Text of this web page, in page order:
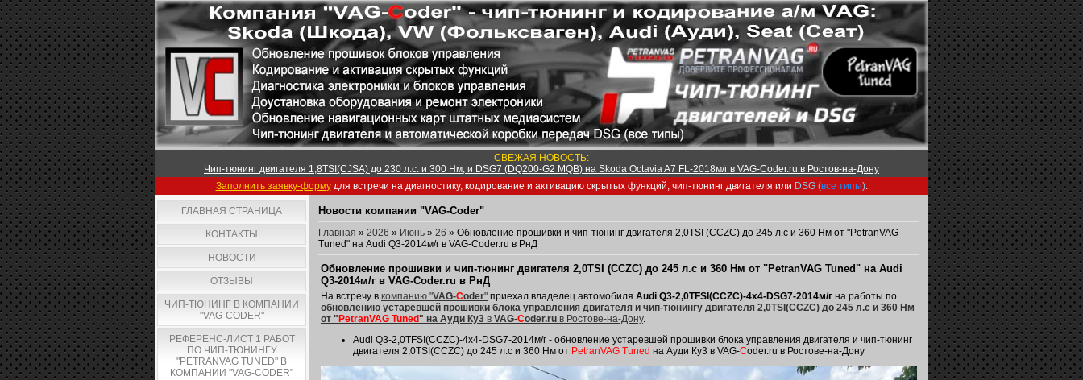
СВЕЖАЯ НОВОСТЬ:
Чип-тюнинг двигателя 1,8TSI(CJSA) до 230 л.с. и 300 Нм, и DSG7 (DQ200-G2 MQB) на Skoda Octavia A7 FL-2018м/г в VAG-Coder.ru в Ростов-на-Дону
Заполнить заявку-формудля встречи на диагностику, кодирование и активацию скрытых функций, чип-тюнинг двигателя или DSG (все типы).
ГЛАВНАЯ СТРАНИЦА
КОНТАКТЫ
НОВОСТИ
ОТЗЫВЫ
ЧИП-ТЮНИНГ В КОМПАНИИ
"VAG-CODER"
РЕФЕРЕНС-ЛИСТ 1 РАБОТ
ПО ЧИП-ТЮНИНГУ
"PETRANVAG TUNED" В
КОМПАНИИ "VAG-CODER"
Новости компании "VAG-Coder"
Главная » 2026 » Июнь » 26 » Обновление прошивки и чип-тюнинг двигателя 2,0TSI (CCZС) до 245 л.с и 360 Нм от "PetranVAG
Tuned" на Audi Q3-2014м/г в VAG-Coder.ru в РнД
Обновление прошивки и чип-тюнинг двигателя 2,0TSI (CCZС) до 245 л.с и 360 Нм от "PetranVAG Tuned" на Audi
Q3-2014м/г в VAG-Coder.ru в РнД
На встречу в компанию "VAG-Coder" приехал владелец автомобиля Audi Q3-2,0TFSI(CCZС)-4х4-DSG7-2014м/г на работы по
обновлению устаревшей прошивки блока управления двигателя и чип-тюнингу двигателя 2,0TSI(CCZС) до 245 л.с и 360 Нм
от " PetranVAG Tuned" на Ауди Ку3 в VAG-Coder.ru в Ростове-на-Дону.
Audi Q3-2,0TFSI(CCZC)-4х4-DSG7-2014м/г - обновление устаревшей прошивки блока управления двигателя и чип-тюнинг
двигателя 2,0TSI(CCZС) до 245 л.с и 360 Нм от PetranVAG Tuned на Ауди Ку3 в VAG-Coder.ru в Ростове-на-Дону